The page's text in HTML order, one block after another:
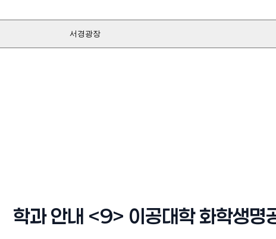
서경광장
학과 안내 <9> 이공대학 화학생명